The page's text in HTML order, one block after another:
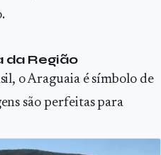
da Região
o Araguaia é símbolo de
são perfeitas para